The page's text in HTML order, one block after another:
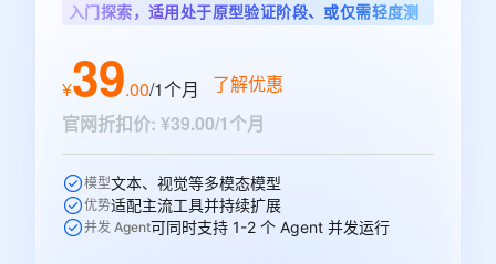
入门探索，适用处于原型验证阶段、或仅需轻度测
¥39.00/1个月
了解优惠
官网折扣价: ¥39.00/1个月
模型文本、视觉等多模态模型
优势适配主流工具并持续扩展
并发 Agent可同时支持 1-2 个 Agent 并发运行